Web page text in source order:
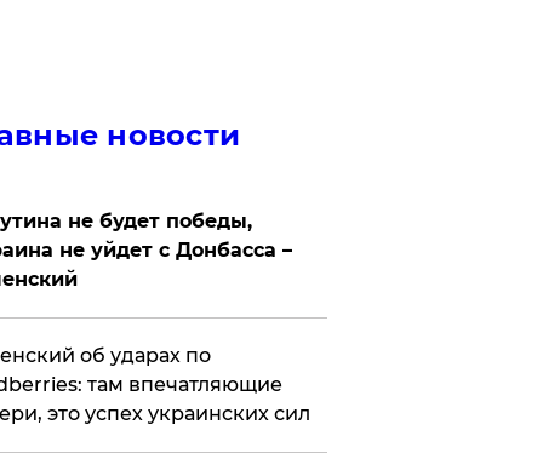
новости
не будет победы,
не уйдет с Донбасса –
об ударах по
там впечатляющие
это успех украинских сил